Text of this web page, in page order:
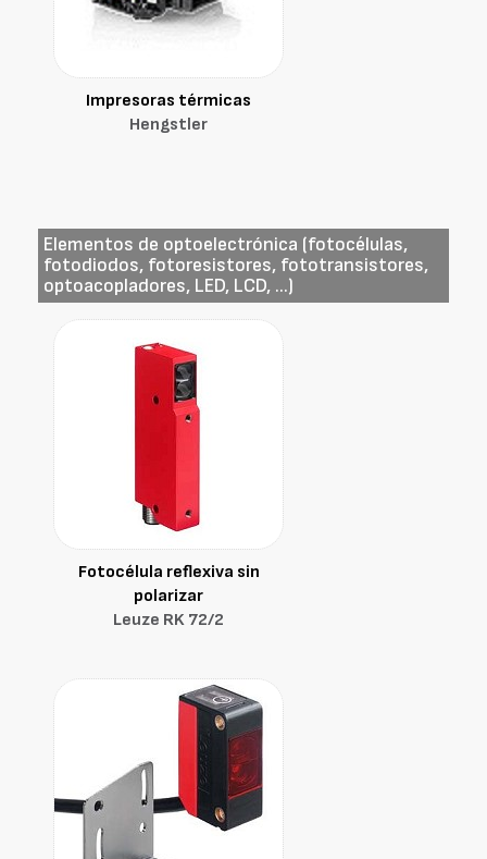
Impresoras térmicas
Hengstler
Elementos de optoelectrónica (fotocélulas,
fotodiodos, fotoresistores, fototransistores,
optoacopladores, LED, LCD, ...)
Fotocélula reflexiva sin
polarizar
Leuze RK 72/2